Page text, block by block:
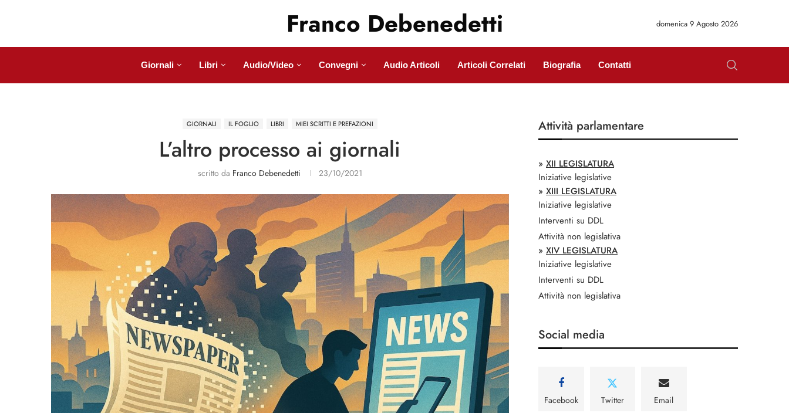
Franco Debenedetti domenica 9 Agosto 2026
Giornali Libri Audio/Video Convegni Audio Articoli Articoli Correlati Biografia Contatti
GIORNALI IL FOGLIO LIBRI MIEI SCRITTI E PREFAZIONI
L’altro processo ai giornali
scritto da Franco Debenedetti 23/10/2021
Attività parlamentare
» XII LEGISLATURA
Iniziative legislative
» XIII LEGISLATURA
Iniziative legislative
Interventi su DDL
Attività non legislativa
» XIV LEGISLATURA
Iniziative legislative
Interventi su DDL
Attività non legislativa
Social media
Facebook Twitter Email